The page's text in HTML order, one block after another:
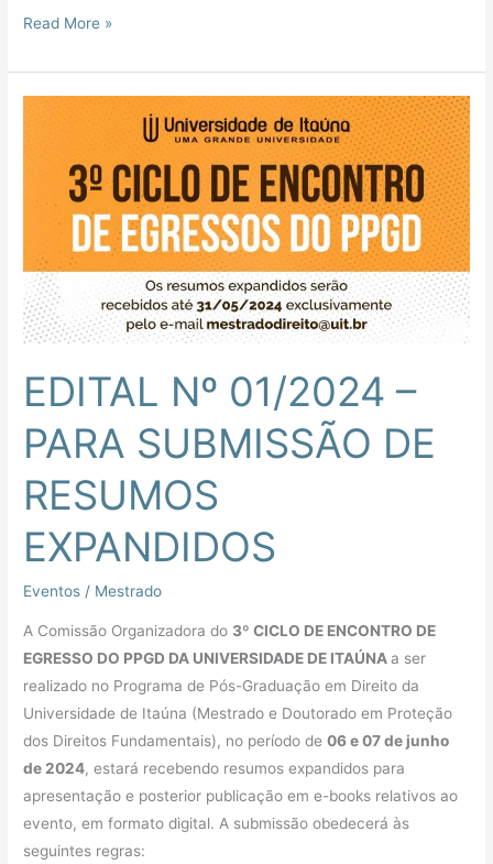
Read More »
EDITAL Nº 01/2024 –
PARA SUBMISSÃO DE
RESUMOS
EXPANDIDOS
Eventos / Mestrado
A Comissão Organizadora do 3ºCICLO DE ENCONTRO DE
EGRESSO DO PPGD DA UNIVERSIDADE DE ITAÚNAa ser
realizado no Programa de Pós-Graduação em Direito da
Universidade de Itaúna (Mestrado e Doutorado em Proteção
dos Direitos Fundamentais), no período de06 e 07 de junho
de 2024, estará recebendo resumos expandidos para
apresentação e posterior publicação em e-books relativos ao
evento, em formato digital. A submissão obedecerá às
seguintes regras:
EDITAL
01/2024
SUBMISSÃO
DE
RESUMOS
EXPANDIDOS